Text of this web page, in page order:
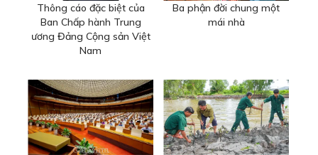
Thông cáo đặc biệt của
Ban Chấp hành Trung
ương Đảng Cộng sản Việt
Nam
Ba phận đời chung một
mái nhà